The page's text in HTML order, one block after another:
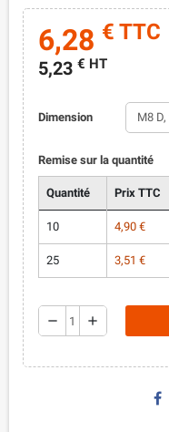
6,28 € TTC
5,23 € HT
Dimension
Remise sur la quantité
Quantité Prix TTC
10 4,90 €
25 3,51 €
remove add